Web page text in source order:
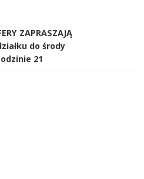
ZAPRASZAJĄ
do środy
21